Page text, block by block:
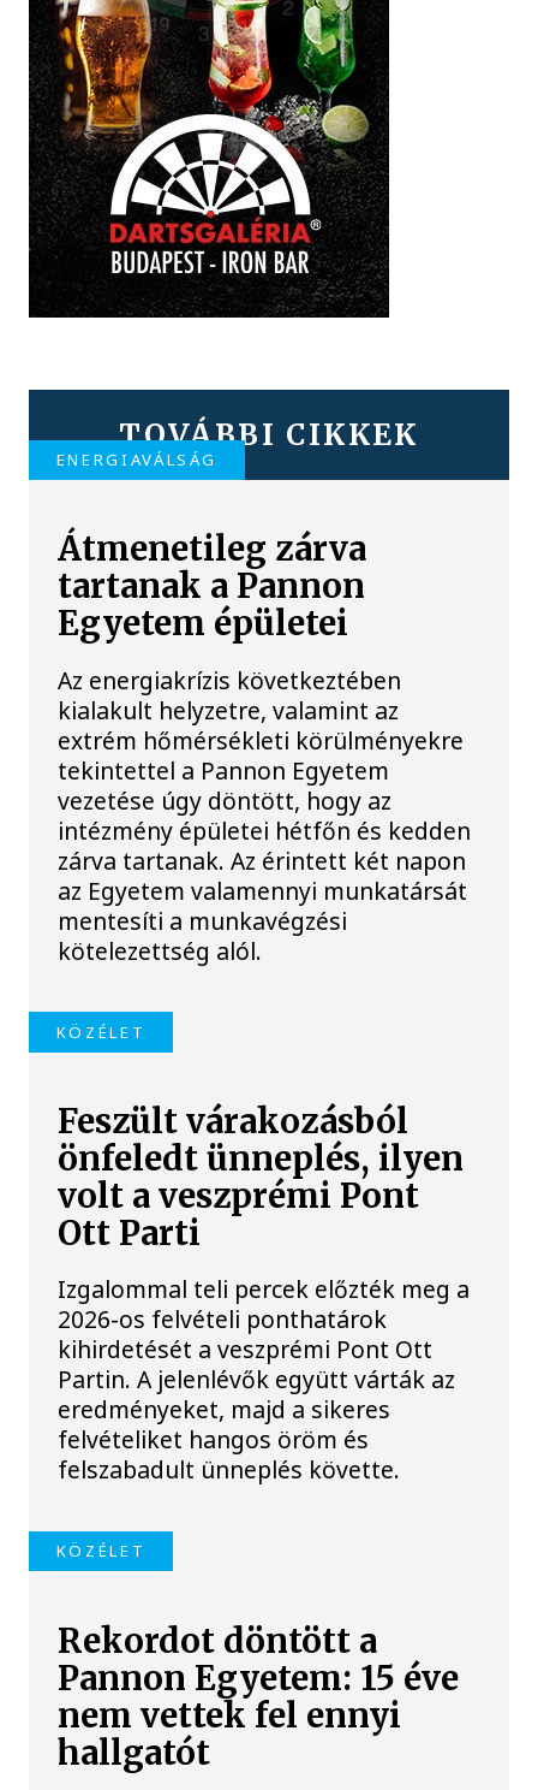
TOVÁBBI CIKKEK
ENERGIAVÁLSÁG
Átmenetileg zárva
tartanak a Pannon
Egyetem épületei
Az energiakrízis következtében
kialakult helyzetre, valamint az
extrém hőmérsékleti körülményekre
tekintettel a Pannon Egyetem
vezetése úgy döntött, hogy az
intézmény épületei hétfőn és kedden
zárva tartanak. Az érintett két napon
az Egyetem valamennyi munkatársát
mentesíti a munkavégzési
kötelezettség alól.
KÖZÉLET
Feszült várakozásból
önfeledt ünneplés, ilyen
volt a veszprémi Pont
Ott Parti
Izgalommal teli percek előzték meg a
2026-os felvételi ponthatárok
kihirdetését a veszprémi Pont Ott
Partin. A jelenlévők együtt várták az
eredményeket, majd a sikeres
felvételiket hangos öröm és
felszabadult ünneplés követte.
KÖZÉLET
Rekordot döntött a
Pannon Egyetem: 15 éve
nem vettek fel ennyi
hallgatót